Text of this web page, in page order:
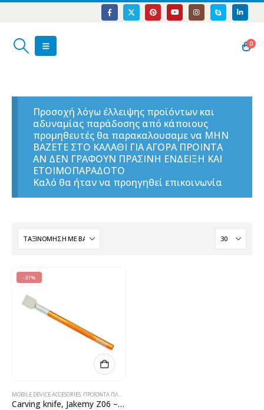
0
Προσοχή λόγω έλλειψης προϊόντων και
αδυναμίας παράδοσης από κάποιους
προμηθευτές θα παρακαλουσαμε να ΜΗΝ
ΒΑΖΕΤΕ ΣΤΟ ΚΑΛΑΘΙ ΓΙΑ ΑΓΟΡΑ ΠΡΟΙΝΤΑ
ΑΝ ΔΕΝ ΓΡΑΦΟΥΝ ΠΡΑΣΙΝΗ ΕΝΔΕΙΞΗ ΚΑΙ
ΕΤΟΙΜΟΠΑΡΑΔΟΤΟ
Καλό θα ήταν να προηγηθεί επικοινωνία
-37%
MOBILE DEVICE ACCESORIES ΠΡΟΪΌΝΤΑ ΠΛΗΡΟΦΟΡΙΚΉΣ - ΚΙΝΗΤΉΣ ΤΗΛΕΦΩΝΊΑΣ - ΗΛΕΚΤΡΟΝΙΚΆ
Carving knife, Jakemy Z06 – 17609